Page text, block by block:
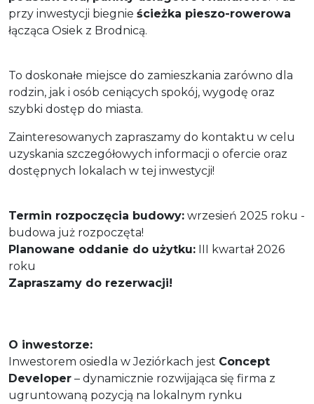
przy inwestycji biegnie ścieżka pieszo-rowerowa
łącząca Osiek z Brodnicą.
To doskonałe miejsce do zamieszkania zarówno dla
rodzin, jak i osób ceniących spokój, wygodę oraz
szybki dostęp do miasta.
Zainteresowanych zapraszamy do kontaktu w celu
uzyskania szczegółowych informacji o ofercie oraz
dostępnych lokalach w tej inwestycji!
Termin rozpoczęcia budowy: wrzesień 2025 roku -
budowa już rozpoczęta!
Planowane oddanie do użytku: III kwartał 2026
roku
Zapraszamy do rezerwacji!
O inwestorze:
Inwestorem osiedla w Jeziórkach jest Concept
Developer – dynamicznie rozwijająca się firma z
ugruntowaną pozycją na lokalnym rynku